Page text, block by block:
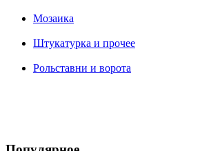
Мозаика
Штукатурка и прочее
Рольставни и ворота